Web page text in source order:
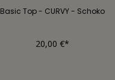
Basic Top - CURVY - Schoko
20,00 €*